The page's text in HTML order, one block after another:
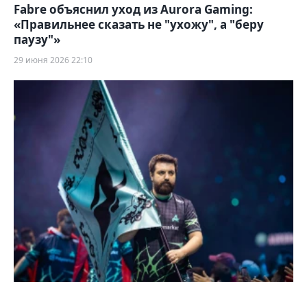
Fabre объяснил уход из Aurora Gaming:
«Правильнее сказать не "ухожу", а "беру
паузу"»
29 июня 2026 22:10